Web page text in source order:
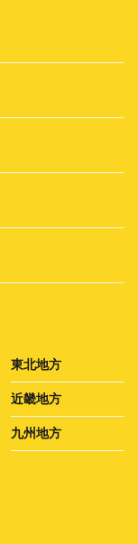
東北地方
近畿地方
九州地方